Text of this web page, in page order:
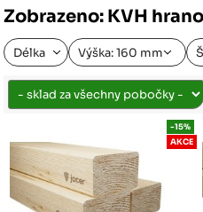
Zobrazeno: KVH
Délka Výška: 160 mm
-15%
AKCE